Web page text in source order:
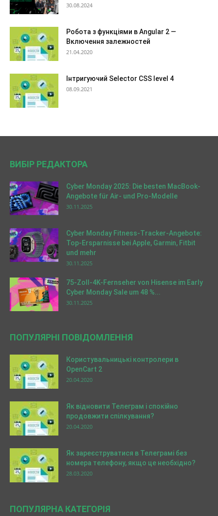
30.08.2024
Робота з функціями в Angular 2 —
Включення залежностей
21.04.2020
Інтригуючий Selector CSS level 4
08.09.2021
ВИБІР РЕДАКТОРА
Cyber Monday 2025: Die besten MacBook-
Angebote für Air- und Pro-Modelle
30.11.2025
Cyber Monday Fitness-Tracker-Angebote:
Top-Ersparnisse bei Apple, Garmin, Fitbit
und mehr
30.11.2025
75-Zoll-4K-Fernseher von Hisense im Early
Cyber Monday Sale um 48 %...
30.11.2025
ПОПУЛЯРНІ ПОВІДОМЛЕННЯ
Користувальницькі контролери в
OpenCart 2
20.04.2020
Як відновити Телеграм і спокійно
продовжити спілкування?
20.04.2020
Як зареєструватися в Телеграмі без
номера телефону, якщо це необхідно?
28.03.2020
ПОПУЛЯРНА КАТЕГОРІЯ